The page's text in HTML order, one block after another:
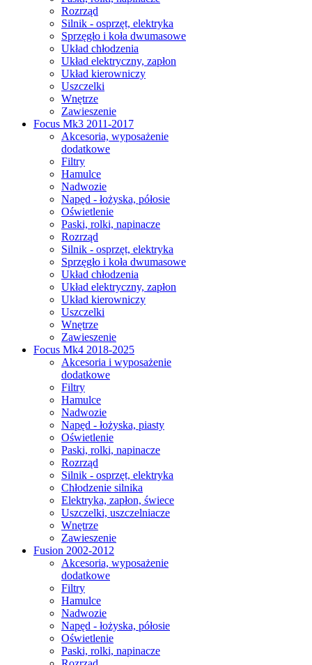
Rozrząd
Silnik - osprzęt, elektryka
Sprzęgło i koła dwumasowe
Układ chłodzenia
Układ elektryczny, zapłon
Układ kierowniczy
Uszczelki
Wnętrze
Zawieszenie
Focus Mk3 2011-2017
Akcesoria, wyposażenie
dodatkowe
Filtry
Hamulce
Nadwozie
Napęd - łożyska, półosie
Oświetlenie
Paski, rolki, napinacze
Rozrząd
Silnik - osprzęt, elektryka
Sprzęgło i koła dwumasowe
Układ chłodzenia
Układ elektryczny, zapłon
Układ kierowniczy
Uszczelki
Wnętrze
Zawieszenie
Focus Mk4 2018-2025
Akcesoria i wyposażenie
dodatkowe
Filtry
Hamulce
Nadwozie
Napęd - łożyska, piasty
Oświetlenie
Paski, rolki, napinacze
Rozrząd
Silnik - osprzęt, elektryka
Chłodzenie silnika
Elektryka, zapłon, świece
Uszczelki, uszczelniacze
Wnętrze
Zawieszenie
Fusion 2002-2012
Akcesoria, wyposażenie
dodatkowe
Filtry
Hamulce
Nadwozie
Napęd - łożyska, półosie
Oświetlenie
Paski, rolki, napinacze